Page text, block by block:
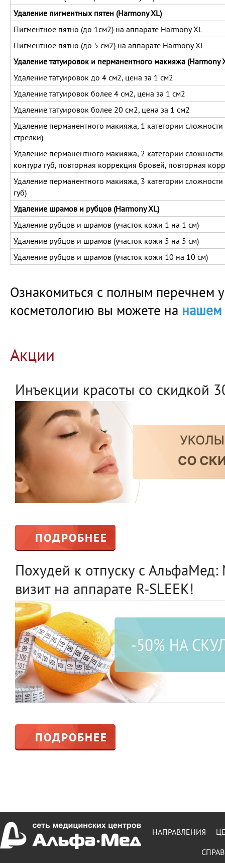
Удаление пигментных пятен (Harmony XL)
Пигментное пятно (до 1см2) на аппарате Harmony XL
Пигментное пятно (до 5 см2) на аппарате Harmony XL
Удаление татуировок и перманентного макияжа (Harmony
Удаление татуировок до 4 см2, цена за 1 см2
Удаление татуировок более 4 см2, цена за 1 см2
Удаление татуировок более 20 см2, цена за 1 см2
Удаление перманентного макияжа, 1 категории
стрелки)
Удаление перманентного макияжа, 2 категории
контура губ, повторная коррекция бровей, повторная
Удаление перманентного макияжа, 3 категории
губ)
Удаление шрамов и рубцов (Harmony XL)
Удаление рубцов и шрамов (участок кожи 1 на 1 см)
Удаление рубцов и шрамов (участок кожи 5 на 5 см)
Удаление рубцов и шрамов (участок кожи 10 на 10 см)
Ознакомиться с полным перечнем
косметологию вы можете на нашем
Акции
Инъекции красоты со скидкой
ПОДРОБНЕЕ
Похудей к отпуску с
визит на аппарате R-SLEEK!
ПОДРОБНЕЕ
НАПРАВЛЕНИЯ